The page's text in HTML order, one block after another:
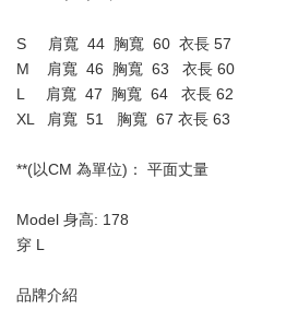
S     肩寬  44  胸寬  60  衣長 57
M    肩寬  46  胸寬  63   衣長 60
L
肩寬  47  胸寬  64   衣長 62
XL   肩寬  51   胸寬  67 衣長 63
**(以CM 為單位)： 平面丈量
Model 身高: 178
穿 L
品牌介紹